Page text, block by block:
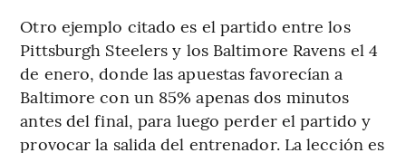
Otro ejemplo citado es el partido entre los
Pittsburgh Steelers y los Baltimore Ravens el 4
de enero, donde las apuestas favorecían a
Baltimore con un 85% apenas dos minutos
antes del final, para luego perder el partido y
provocar la salida del entrenador. La lección es